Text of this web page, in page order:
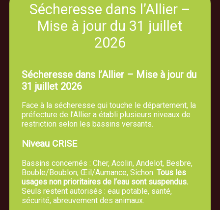
Sécheresse dans l’Allier –
Mise à jour du 31 juillet
2026
Sécheresse dans l’Allier – Mise à jour du
31 juillet 2026
Face à la sécheresse qui touche le département, la
préfecture de l’Allier a établi plusieurs niveaux de
restriction selon les bassins versants.
Niveau CRISE
Bassins concernés : Cher, Acolin, Andelot, Besbre,
Bouble/Boublon, Œil/Aumance, Sichon. Tous les
usages non prioritaires de l’eau sont suspendus.
Seuls restent autorisés : eau potable, santé,
sécurité, abreuvement des animaux.